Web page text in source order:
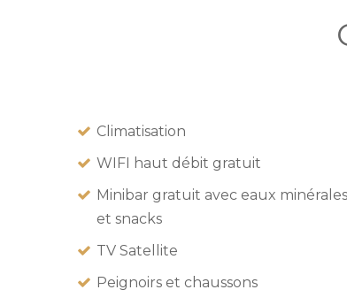
Climatisation
WIFI haut débit gratuit
Minibar gratuit avec eaux
et snacks
TV Satellite
Peignoirs et chaussons